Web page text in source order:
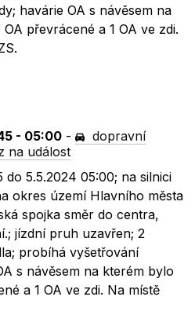
havárie OA s návěsem na
převrácené a 1 OA ve zdi.
- 05:00 -
dopravní
na událost
do 5.5.2024 05:00; na silnici
okres území Hlavního města
spojka směr do centra,
jízdní pruh uzavřen; 2
probíhá vyšetřování
s návěsem na kterém bylo
a 1 OA ve zdi. Na místě